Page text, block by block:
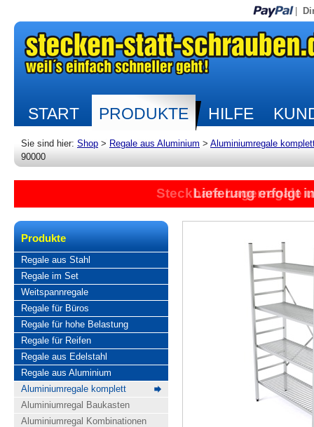
START PRODUKTE HILFE
Sie sind hier: Shop > Regale aus Aluminium > Aluminiumregale
90000
Steckbare Lagerregale
Lieferung erfolgt
Produkte
Regale aus Stahl
Regale im Set
Weitspannregale
Regale für Büros
Regale für hohe Belastung
Regale für Reifen
Regale aus Edelstahl
Regale aus Aluminium
Aluminiumregale komplett
Aluminiumregal Baukasten
Aluminiumregal Kombinationen